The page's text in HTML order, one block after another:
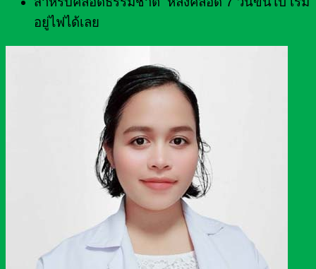
อยู่ไฟได้เลย